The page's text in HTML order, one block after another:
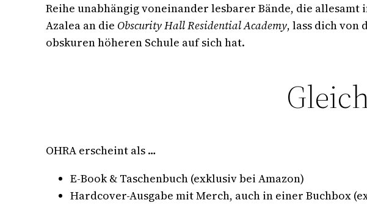
Reihe unabhängig voneinander lesbarer Bände, die
Azalea an die Obscurity Hall Residential Academy, lass dich von
obskuren höheren Schule auf sich hat.
OHRA erscheint als …
E-Book & Taschenbuch (exklusiv bei Amazon)
Hardcover-Ausgabe mit Merch, auch in einer Buchbox